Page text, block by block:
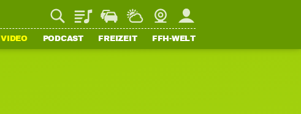
PlaylistStaupilotWetterWebcamMein FFH
VIDEO PODCAST FREIZEIT FFH-WELT